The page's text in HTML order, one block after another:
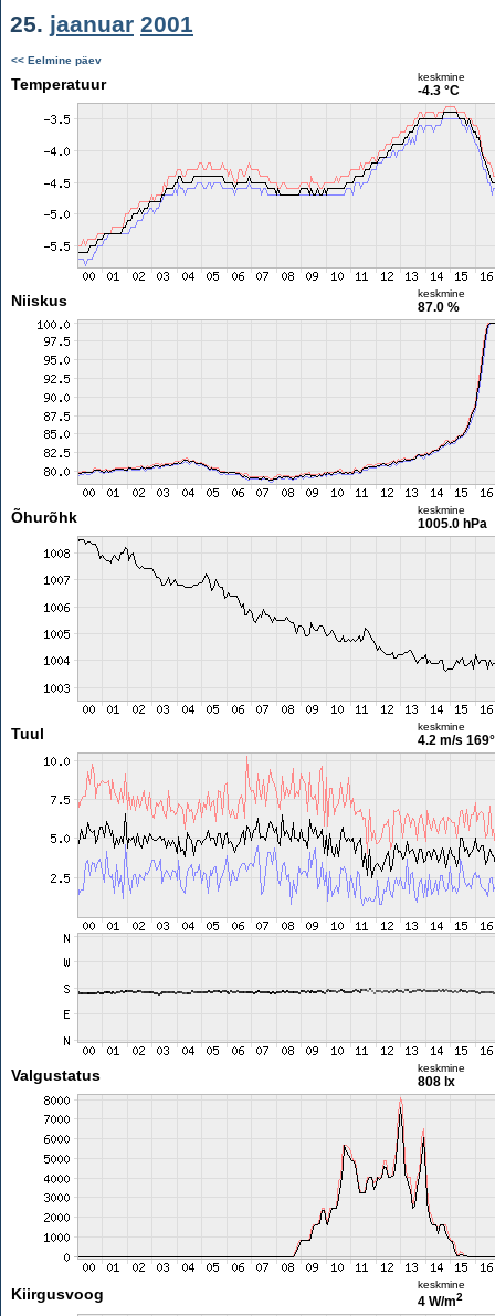
25. jaanuar 2001
<< Eelmine päev
Temperatuur keskmine
-4.3 °C
Niiskus keskmine
87.0 %
Õhurõhk keskmine
1005.0 hPa
Tuul keskmine
4.2 m/s 169°
Valgustatus keskmine
808 lx
Kiirgusvoog
keskmine
4 W/m2